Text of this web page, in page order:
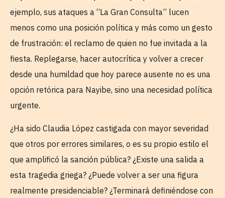
ejemplo, sus ataques a “La Gran Consulta” lucen
menos como una posición política y más como un gesto
de frustración: el reclamo de quien no fue invitada a la
fiesta. Replegarse, hacer autocrítica y volver a crecer
desde una humildad que hoy parece ausente no es una
opción retórica para Nayibe, sino una necesidad política
urgente.
¿Ha sido Claudia López castigada con mayor severidad
que otros por errores similares, o es su propio estilo el
que amplificó la sanción pública? ¿Existe una salida a
esta tragedia griega? ¿Puede volver a ser una figura
realmente presidenciable? ¿Terminará definiéndose con